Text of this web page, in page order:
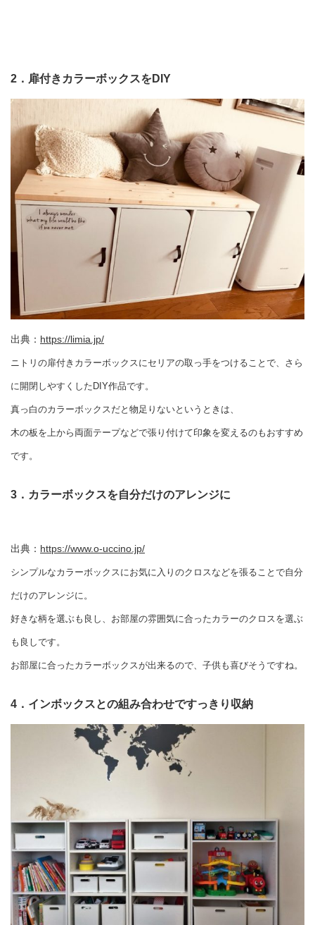
2．扉付きカラーボックスをDIY
出典： https://limia.jp/
ニトリの扉付きカラーボックスにセリアの取っ手をつけることで、さら
に開閉しやすくしたDIY作品です。
真っ白のカラーボックスだと物足りないというときは、
木の板を上から両面テープなどで張り付けて印象を変えるのもおすすめ
です。
3．カラーボックスを自分だけのアレンジに
出典： https://www.o-uccino.jp/
シンプルなカラーボックスにお気に入りのクロスなどを張ることで自分
だけのアレンジに。
好きな柄を選ぶも良し、お部屋の雰囲気に合ったカラーのクロスを選ぶ
も良しです。
お部屋に合ったカラーボックスが出来るので、子供も喜びそうですね。
4．インボックスとの組み合わせですっきり収納